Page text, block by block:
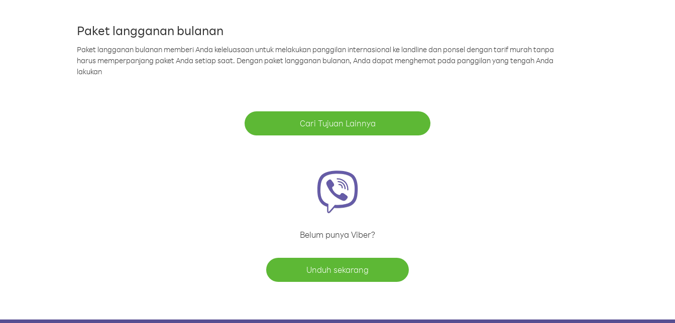
Paket langganan bulanan
Paket langganan bulanan memberi Anda keleluasaan untuk melakukan panggilan internasional ke landline dan ponsel dengan tarif murah tanpa
harus memperpanjang paket Anda setiap saat. Dengan paket langganan bulanan, Anda dapat menghemat pada panggilan yang tengah Anda
lakukan
Cari Tujuan Lainnya
Belum punya Viber?
Unduh sekarang